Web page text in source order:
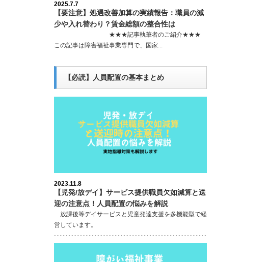
2025.7.7
【要注意】処遇改善加算の実績報告：職員の減
少や入れ替わり？賃金総額の整合性は
★★★記事執筆者のご紹介★★★
この記事は障害福祉事業専門で、国家...
【必読】人員配置の基本まとめ
2023.11.8
【児発/放デイ】サービス提供職員欠如減算と送
迎の注意点！人員配置の悩みを解説
放課後等デイサービスと児童発達支援を多機能型で経
営しています。